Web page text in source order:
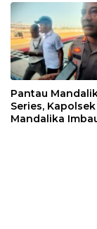
Pantau
Series, Kapolsek
Mandalika